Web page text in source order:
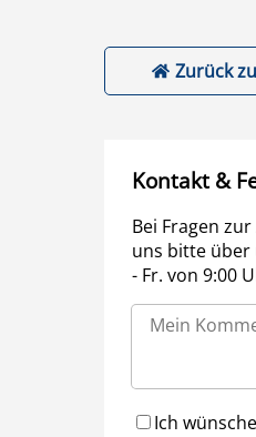
Zurück
Kontakt &
Bei Fragen
uns bitte über
- Fr. von 9:00
Ich